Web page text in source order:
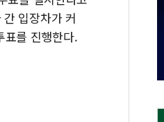
입장차가 커
표를 진행한다.